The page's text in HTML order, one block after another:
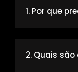
1. Por que
2. Quais